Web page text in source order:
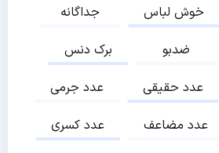
جداگانه
خوش لباس
برک دنس
ضدبو
عدد جرمی
عدد حقیقی
عدد کسری
عدد مضاعف